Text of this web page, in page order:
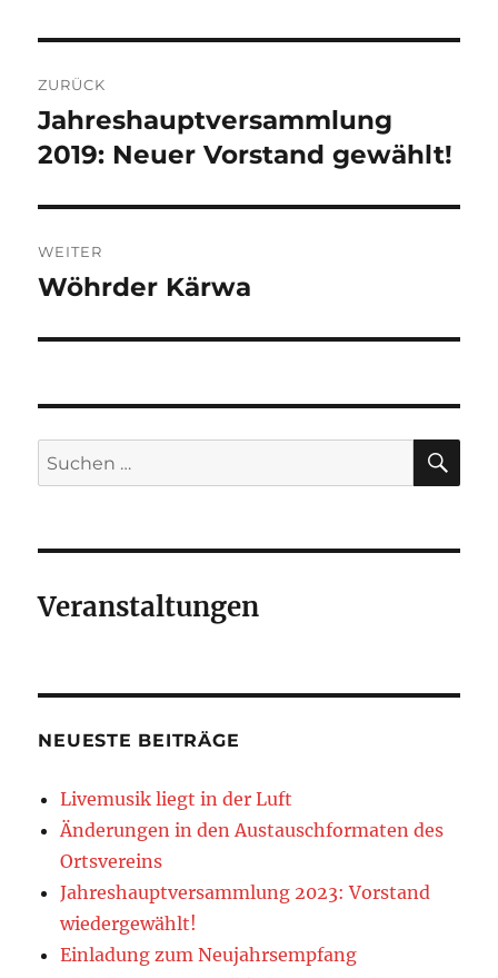
ZURÜCK
Vorheriger
Beitrag:
Jahreshauptversammlung
2019: Neuer Vorstand gewählt!
WEITER
Nächster
Wöhrder Kärwa
Suchen
nach:
Veranstaltungen
NEUESTE BEITRÄGE
Livemusik liegt in der Luft
Änderungen in den Austauschformaten des
Ortsvereins
Jahreshauptversammlung 2023: Vorstand
wiedergewählt!
Einladung zum Neujahrsempfang